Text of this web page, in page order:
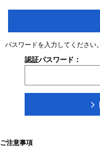
パスワードを入力してください。
認証パスワード：
ご注意事項